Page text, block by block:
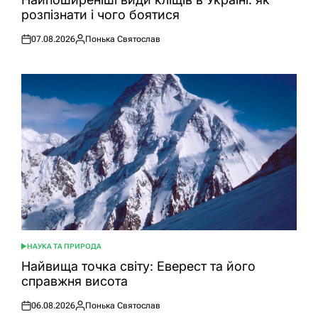
розпізнати і чого боятися
Оприлюднено
07.08.2026
Опубліковано
Понька Святослав
ОПУБЛІКУВАТИ
У
НАУКА ТА ПРИРОДА
Найвища точка світу: Еверест та його
справжня висота
Оприлюднено
06.08.2026
Опубліковано
Понька Святослав